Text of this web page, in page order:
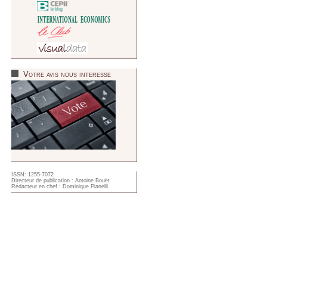
Votre avis nous interesse
ISSN: 1255-7072
Directeur de publication : Antoine Bouët
Rédacteur en chef : Dominique Pianelli